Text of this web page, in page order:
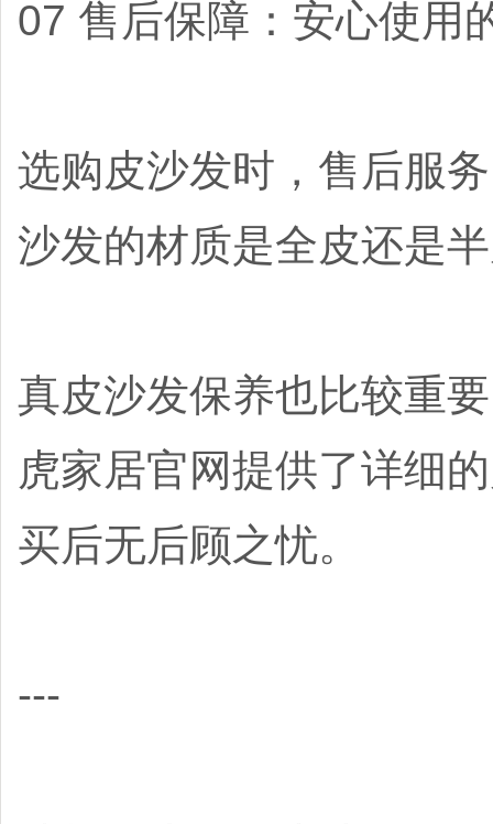
07 售后保障：安心使用
选购皮沙发时，售后服
沙发的材质是全皮还是
真皮沙发保养也比较重
虎家居官网提供了详细
买后无后顾之忧。
---